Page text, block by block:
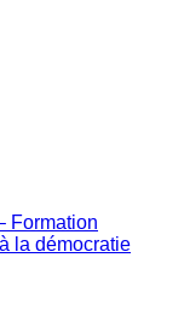
Formation
la démocratie